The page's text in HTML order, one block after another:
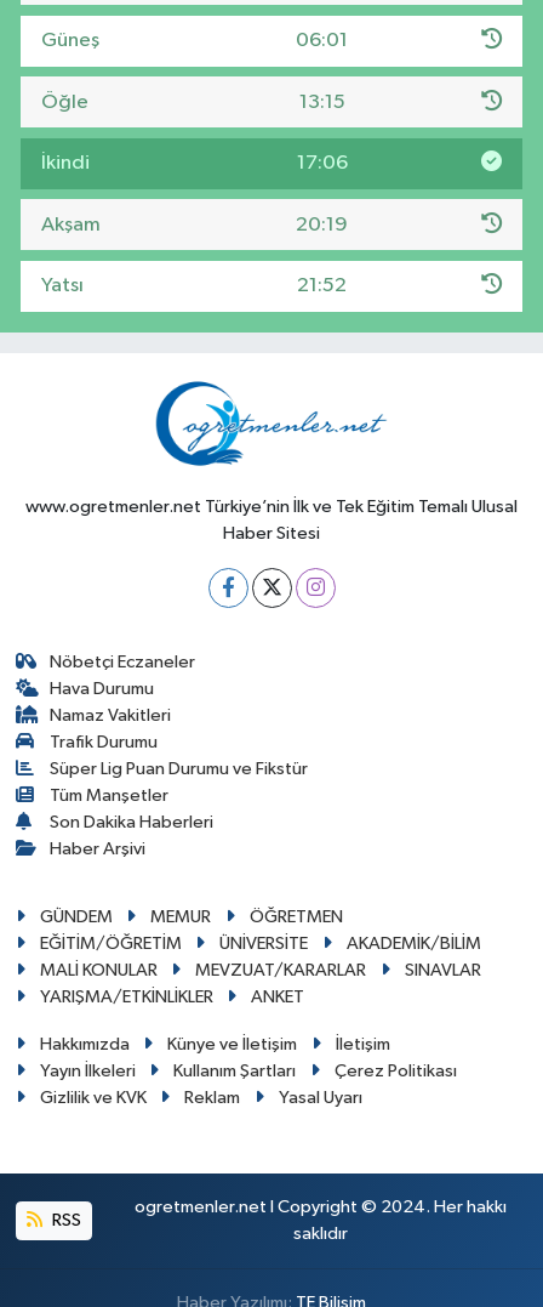
Güneş 06:01
Öğle 13:15
İkindi 17:06
Akşam 20:19
Yatsı 21:52
www.ogretmenler.net Türkiye’nin İlk ve Tek Eğitim Temalı Ulusal
Haber Sitesi
Nöbetçi Eczaneler
Hava Durumu
Namaz Vakitleri
Trafik Durumu
Süper Lig Puan Durumu ve Fikstür
Tüm Manşetler
Son Dakika Haberleri
Haber Arşivi
GÜNDEM MEMUR
ÖĞRETMEN
EĞİTİM/ÖĞRETİM
ÜNİVERSİTE
AKADEMİK/BİLİM
MALİ KONULAR
MEVZUAT/KARARLAR
SINAVLAR
YARIŞMA/ETKİNLİKLER
ANKET
Hakkımızda Künye ve İletişim
İletişim
Yayın İlkeleri
Kullanım Şartları
Çerez Politikası
Gizlilik ve KVK
Reklam Yasal Uyarı
RSS
ogretmenler.net I Copyright © 2024. Her hakkı
saklıdır
Haber Yazılımı: TE Bilişim